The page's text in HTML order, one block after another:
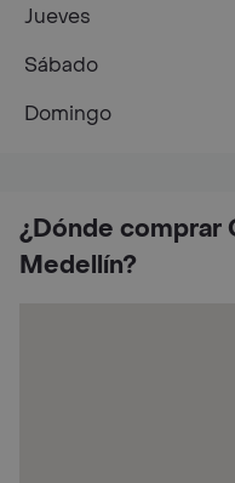
¿Dónde comprar
Medellín?
Jueves
Sábado
Domingo